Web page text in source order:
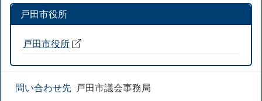
戸田市役所
戸田市役所
問い合わせ先 戸田市議会事務局